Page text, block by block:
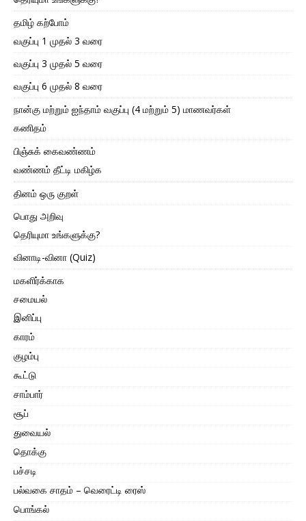
தமிழ் கற்போம்
வகுப்பு 1 முதல் 3 வரை
வகுப்பு 3 முதல் 5 வரை
வகுப்பு 6 முதல் 8 வரை
நான்கு மற்றும் ஐந்தாம் வகுப்பு (4 மற்றும் 5) மாணவர்கள்
கணிதம்
பிஞ்சுக் கைவண்ணம்
வண்ணம் தீட்டி மகிழ்க
தினம் ஒரு குறள்
பொது அறிவு
தெரியுமா உங்களுக்கு?
வினாடி-வினா (Quiz)
மகளிர்க்காக
சமையல்
இனிப்பு
காரம்
குழம்பு
கூட்டு
சாம்பார்
சூப்
துவையல்
தொக்கு
பச்சடி
பல்வகை சாதம் – வெரைட்டி ரைஸ்
பொங்கல்